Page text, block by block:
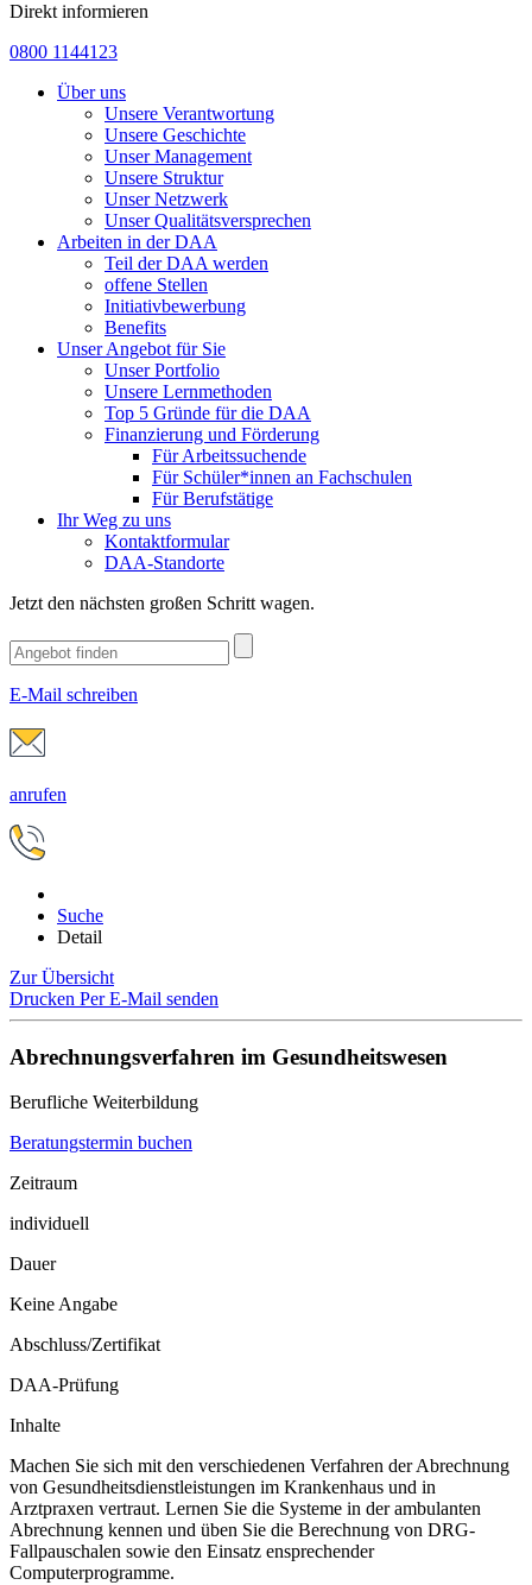
Direkt informieren
0800 1144123
Über uns
Unsere Verantwortung
Unsere Geschichte
Unser Management
Unsere Struktur
Unser Netzwerk
Unser Qualitätsversprechen
Arbeiten in der DAA
Teil der DAA werden
offene Stellen
Initiativbewerbung
Benefits
Unser Angebot für Sie
Unser Portfolio
Unsere Lernmethoden
Top 5 Gründe für die DAA
Finanzierung und Förderung
Für Arbeitssuchende
Für Schüler*innen an Fachschulen
Für Berufstätige
Ihr Weg zu uns
Kontaktformular
DAA-Standorte
Jetzt den nächsten großen Schritt wagen.
E-Mail schreiben
anrufen
Suche
Detail
Zur Übersicht
Drucken Per E-Mail senden
Abrechnungsverfahren im Gesundheitswesen
Berufliche Weiterbildung
Beratungstermin buchen
Zeitraum
individuell
Dauer
Keine Angabe
Abschluss/Zertifikat
DAA-Prüfung
Inhalte
Machen Sie sich mit den verschiedenen Verfahren der Abrechnung
von Gesundheitsdienstleistungen im Krankenhaus und in
Arztpraxen vertraut. Lernen Sie die Systeme in der ambulanten
Abrechnung kennen und üben Sie die Berechnung von DRG-
Fallpauschalen sowie den Einsatz ensprechender
Computerprogramme.